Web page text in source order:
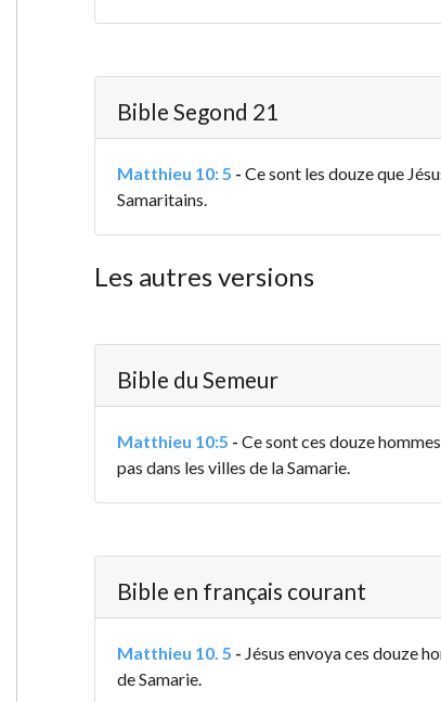
Bible Segond 21
Matthieu 10: 5 - Ce sont les douze que
Samaritains.
Les autres versions
Bible du Semeur
Matthieu 10:5 - Ce sont ces douze
pas dans les villes de la Samarie.
Bible en français courant
Matthieu 10. 5 - Jésus envoya ces douze
de Samarie.